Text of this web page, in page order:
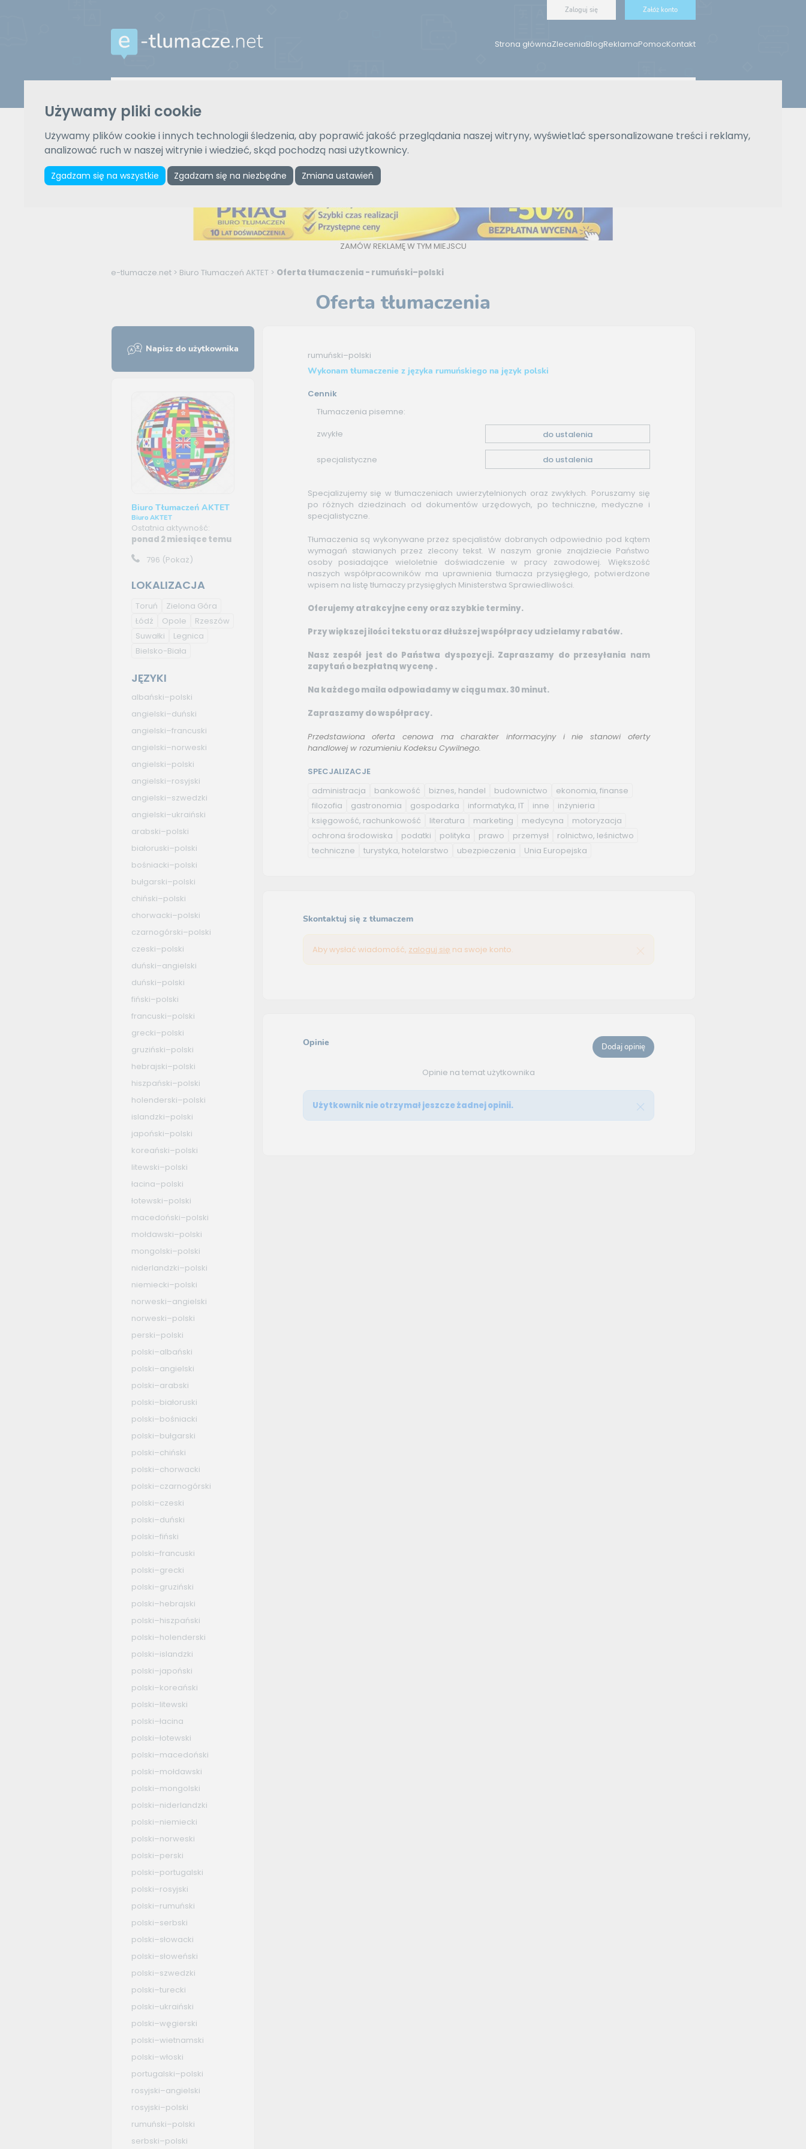
Używamy pliki cookie
Używamy plików cookie i innych technologii śledzenia, aby poprawić jakość przeglądania naszej witryny, wyświetlać spersonalizowane treści i reklamy,
analizować ruch w naszej witrynie i wiedzieć, skąd pochodzą nasi użytkownicy.
Zgadzam się na wszystkie Zgadzam się na niezbędne Zmiana ustawień
Zaloguj się Załóż konto
Strona głównaZleceniaBlogReklamaPomocKontakt
Wybierz język
ZAMÓW REKLAMĘ W TYM MIEJSCU
e-tlumacze.net> Biuro Tłumaczeń AKTET> Oferta tłumaczenia - rumuński–polski
Oferta tłumaczenia
Napisz do użytkownika
Biuro Tłumaczeń AKTET
Biuro AKTET
Ostatnia aktywność:
ponad 2 miesiące temu
796 (Pokaż)
LOKALIZACJA
Toruń
Zielona Góra
Łódź
Opole
Rzeszów
Suwałki
Legnica
Bielsko-Biała
JĘZYKI
albański–polski
angielski–duński
angielski–francuski
angielski–norweski
angielski–polski
angielski–rosyjski
angielski–szwedzki
angielski–ukraiński
arabski–polski
białoruski–polski
bośniacki–polski
bułgarski–polski
chiński–polski
chorwacki–polski
czarnogórski–polski
czeski–polski
duński–angielski
duński–polski
fiński–polski
francuski–polski
grecki–polski
gruziński–polski
hebrajski–polski
hiszpański–polski
holenderski–polski
islandzki–polski
japoński–polski
koreański–polski
litewski–polski
łacina–polski
łotewski–polski
macedoński–polski
mołdawski–polski
mongolski–polski
niderlandzki–polski
niemiecki–polski
norweski–angielski
norweski–polski
perski–polski
polski–albański
polski–angielski
polski–arabski
polski–białoruski
polski–bośniacki
polski–bułgarski
polski–chiński
polski–chorwacki
polski–czarnogórski
polski–czeski
polski–duński
polski–fiński
polski–francuski
polski–grecki
polski–gruziński
polski–hebrajski
polski–hiszpański
polski–holenderski
polski–islandzki
polski–japoński
polski–koreański
polski–litewski
polski–łacina
polski–łotewski
polski–macedoński
polski–mołdawski
polski–mongolski
polski–niderlandzki
polski–niemiecki
polski–norweski
polski–perski
polski–portugalski
polski–rosyjski
polski–rumuński
polski–serbski
polski–słowacki
polski–słoweński
polski–szwedzki
polski–turecki
polski–ukraiński
polski–węgierski
polski–wietnamski
polski–włoski
portugalski–polski
rosyjski–angielski
rosyjski–polski
rumuński–polski
serbski–polski
rumuński–polski
Wykonam tłumaczenie z języka rumuńskiego na język polski
Cennik
Tłumaczenia pisemne:
zwykłe
do ustalenia
specjalistyczne do ustalenia
Specjalizujemy się w tłumaczeniach uwierzytelnionych oraz zwykłych. Poruszamy się
po różnych dziedzinach od dokumentów urzędowych, po techniczne, medyczne i
specjalistyczne.
Tłumaczenia są wykonywane przez specjalistów dobranych odpowiednio pod kątem
wymagań stawianych przez zlecony tekst. W naszym gronie znajdziecie Państwo
osoby posiadające wieloletnie doświadczenie w pracy zawodowej. Większość
naszych współpracowników ma uprawnienia tłumacza przysięgłego, potwierdzone
wpisem na listę tłumaczy przysięgłych Ministerstwa Sprawiedliwości.
Oferujemy atrakcyjne ceny oraz szybkie terminy.
Przy większej ilości tekstu oraz dłuższej współpracy udzielamy rabatów.
Nasz zespół jest do Państwa dyspozycji. Zapraszamy do przesyłania nam
zapytań o bezpłatną wycenę .
Na każdego maila odpowiadamy w ciągu max. 30 minut.
Zapraszamy do współpracy.
Przedstawiona oferta cenowa ma charakter informacyjny i nie stanowi oferty
handlowej w rozumieniu Kodeksu Cywilnego.
SPECJALIZACJE
administracja
bankowość biznes, handel budownictwo
ekonomia, finanse
filozofia
gastronomia gospodarka informatyka, IT inne
inżynieria
księgowość, rachunkowość
literatura marketing medycyna
motoryzacja
ochrona środowiska
podatki polityka prawo przemysł
rolnictwo, leśnictwo
techniczne
turystyka, hotelarstwo ubezpieczenia Unia Europejska
Skontaktuj się z tłumaczem
Aby wysłać wiadomość, zaloguj się na swoje konto.
Opinie Dodaj opinię
Opinie na temat użytkownika
Użytkownik nie otrzymał jeszcze żadnej opinii.